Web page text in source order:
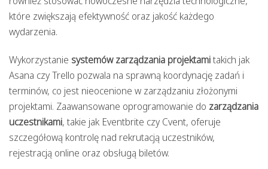
które zwiększają efektywność oraz jakość każdego
wydarzenia.
Wykorzystanie systemów zarządzania projektamitakich jak
Asana czy Trello pozwala na sprawną koordynację zadań i
terminów, co jest nieocenione w zarządzaniu złożonymi
projektami. Zaawansowane oprogramowanie do zarządzania
uczestnikami, takie jak Eventbrite czy Cvent, oferuje
szczegółową kontrolę nad rekrutacją uczestników,
rejestracją online oraz obsługą biletów.